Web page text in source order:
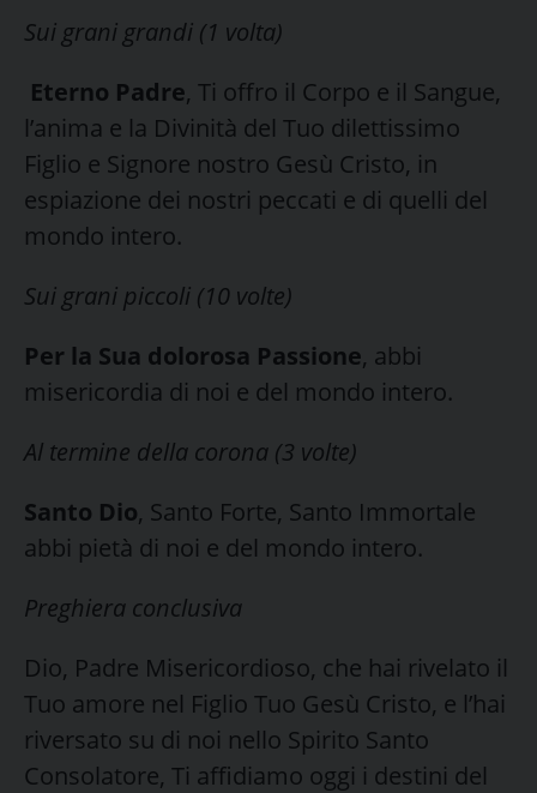
Sui grani grandi (1 volta)
Eterno Padre, Ti offro il Corpo e il Sangue,
l’anima e la Divinità del Tuo dilettissimo
Figlio e Signore nostro Gesù Cristo, in
espiazione dei nostri peccati e di quelli del
mondo intero.
Sui grani piccoli (10 volte)
Per la Sua dolorosa Passione, abbi
misericordia di noi e del mondo intero.
Al termine della corona (3 volte)
Santo Dio, Santo Forte, Santo Immortale
abbi pietà di noi e del mondo intero.
Preghiera conclusiva
Dio, Padre Misericordioso, che hai rivelato il
Tuo amore nel Figlio Tuo Gesù Cristo, e l’hai
riversato su di noi nello Spirito Santo
Consolatore, Ti affidiamo oggi i destini del